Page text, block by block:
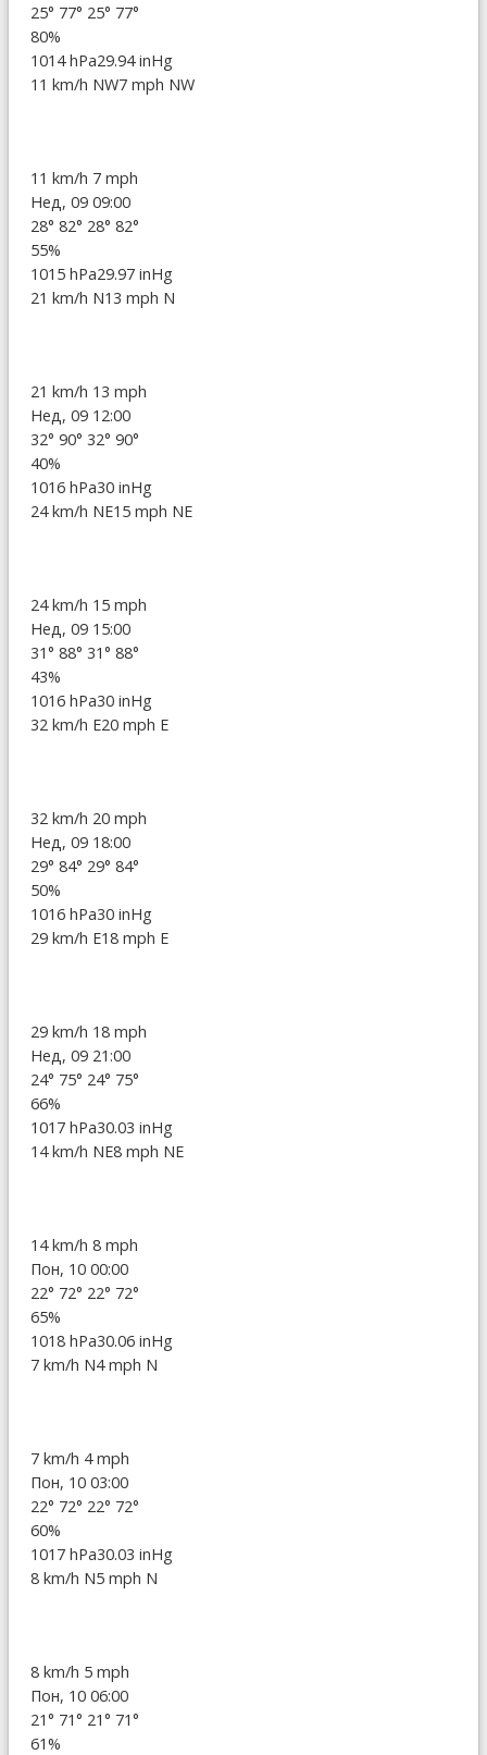
25° 77° 25° 77°
80%
1014 hPa29.94 inHg
11 km/h NW7 mph NW
11 km/h 7 mph
Нед, 09 09:00
28° 82° 28° 82°
55%
1015 hPa29.97 inHg
21 km/h N13 mph N
21 km/h 13 mph
Нед, 09 12:00
32° 90° 32° 90°
40%
1016 hPa30 inHg
24 km/h NE15 mph NE
24 km/h 15 mph
Нед, 09 15:00
31° 88° 31° 88°
43%
1016 hPa30 inHg
32 km/h E20 mph E
32 km/h 20 mph
Нед, 09 18:00
29° 84° 29° 84°
50%
1016 hPa30 inHg
29 km/h E18 mph E
29 km/h 18 mph
Нед, 09 21:00
24° 75° 24° 75°
66%
1017 hPa30.03 inHg
14 km/h NE8 mph NE
14 km/h 8 mph
Пон, 10 00:00
22° 72° 22° 72°
65%
1018 hPa30.06 inHg
7 km/h N4 mph N
7 km/h 4 mph
Пон, 10 03:00
22° 72° 22° 72°
60%
1017 hPa30.03 inHg
8 km/h N5 mph N
8 km/h 5 mph
Пон, 10 06:00
21° 71° 21° 71°
61%